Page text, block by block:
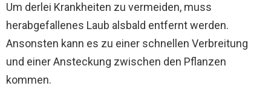
Um derlei Krankheiten zu vermeiden, muss
herabgefallenes Laub alsbald entfernt werden.
Ansonsten kann es zu einer schnellen Verbreitung
und einer Ansteckung zwischen den Pflanzen
kommen.